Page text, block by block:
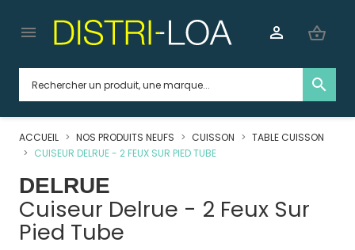
search
 shopping_basket

ACCUEIL NOS PRODUITS NEUFS CUISSON
TABLE CUISSON
CUISEUR DELRUE - 2 FEUX SUR PIED TUBE
DELRUE
Cuiseur Delrue - 2 Feux Sur
Pied Tube